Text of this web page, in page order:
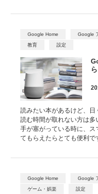
Google Home Google
教育
設定
読みたい本があるけど、
読む時間が取れない方は多
手が塞がっている時に、
てもらえたらとても便利で
Google Home Google
ゲーム・娯楽
設定